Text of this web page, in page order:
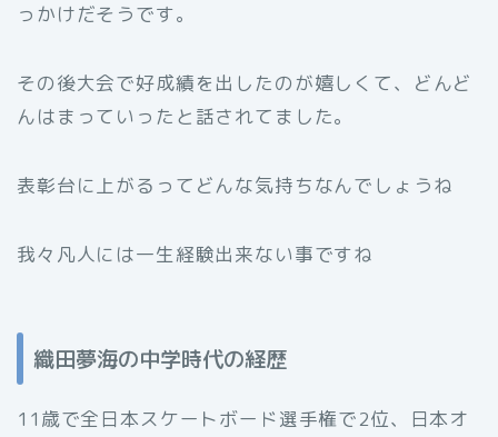
っかけだそうです。
その後大会で好成績を出したのが嬉しくて、どんど
んはまっていったと話されてました。
表彰台に上がるってどんな気持ちなんでしょうね
我々凡人には一生経験出来ない事ですね
織田夢海の中学時代の経歴
11歳で全日本スケートボード選手権で2位、日本オ